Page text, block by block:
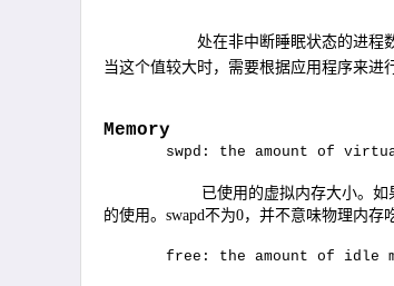
处在非中断睡眠状态的进程
当这个值较大时，需要根据应用程序来进
Memory
swpd: the amount of
已使用的虚拟内存大小。
的使用。 swapd不为0，并不意味物理内存
free: the amount of idle